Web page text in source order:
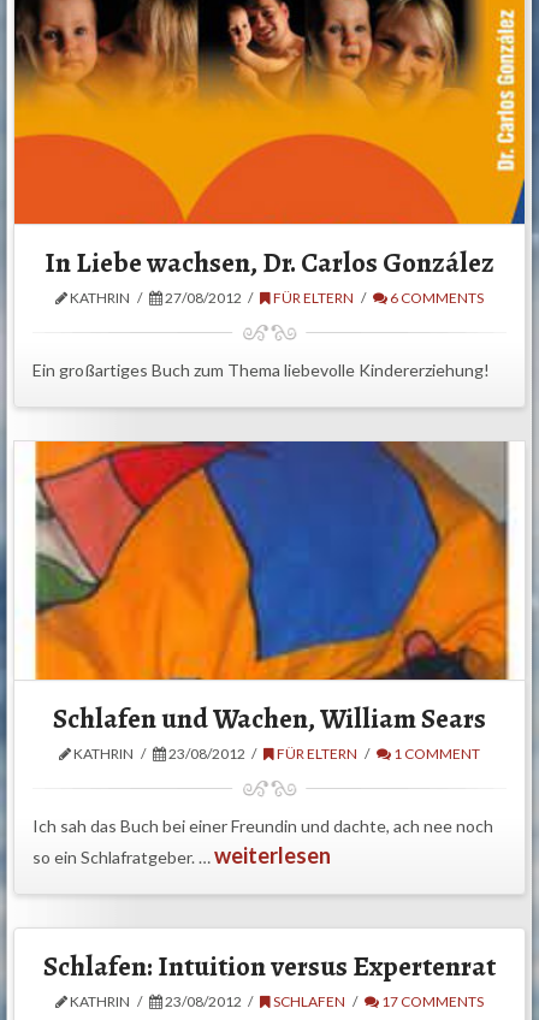
In Liebe wachsen, Dr. Carlos González
KATHRIN 27/08/2012 FÜR ELTERN 6 COMMENTS
Ein großartiges Buch zum Thema liebevolle Kindererziehung!
Schlafen und Wachen, William Sears
KATHRIN 23/08/2012 FÜR ELTERN 1 COMMENT
Ich sah das Buch bei einer Freundin und dachte, ach nee noch
so ein Schlafratgeber. …weiterlesen
Schlafen: Intuition versus Expertenrat
KATHRIN 23/08/2012 SCHLAFEN 17 COMMENTS